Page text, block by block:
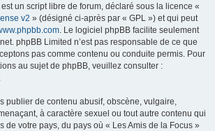
un script libre de forum, déclaré sous la licence «
v2 » (désigné ci-après par « GPL ») et qui peut
. Le logiciel phpBB facilite seulement
phpBB Limited n’est pas responsable de ce que
pas comme contenu ou conduite permis. Pour
au sujet de phpBB, veuillez consulter :
publier de contenu abusif, obscène, vulgaire,
à caractère sexuel ou tout autre contenu qui
de votre pays, du pays où « Les Amis de la Focus »